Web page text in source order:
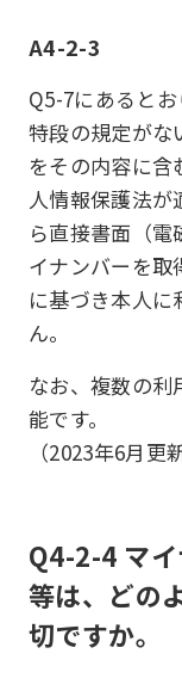
A4-2-3
Q5-7にあるとお
特段の規定がな
をその内容に含
人情報保護法が
ら直接書面（
イナンバーを取
に基づき本人
ん。
なお、複数の
能です。
（2023年6月更新
Q4-2-4 マ
等は、どの
切ですか。